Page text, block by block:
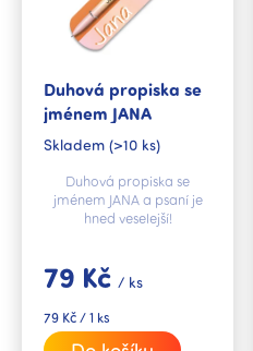
Duhová propiska se
jménem JANA
Skladem (>10 ks)
79 Kč / ks
Měrná
cena:
79 Kč / 1 ks
Duhová propiska se
jménem JANA a psaní je
hned veselejší!